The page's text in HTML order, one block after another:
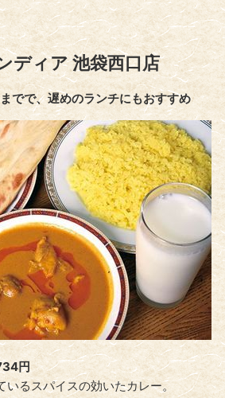
ディア 池袋西口店
でで、遅めのランチにもおすすめ
円
いるスパイスの効いたカレー。